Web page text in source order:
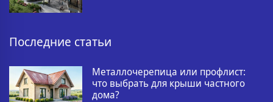
Последние статьи
Металлочерепица или профлист:
что выбрать для крыши частного
дома?